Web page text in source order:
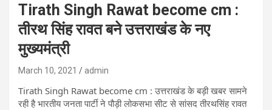
Tirath Singh Rawat become cm :
तीरथ सिंह रावत बने उत्तराखंड के नए
मुख्यमंत्री
March 10, 2021 admin
Tirath Singh Rawat become cm : उत्तराखंड के बड़ी खबर सामने
रही है भारतीय जनता पार्टी ने पौड़ी लोकसभा सीट से सांसद तीरथसिंह रावत